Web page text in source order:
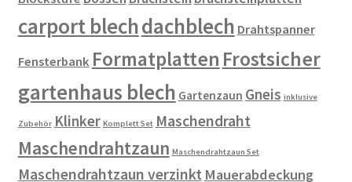
carport blechdachblech Drahtspanner
Fensterbank Formatplatten Frostsicher
gartenhaus blech Gartenzaun Gneis inklusive
Zubehör Klinker Komplett Set Maschendraht
Maschendrahtzaun Maschendrahtzaun Set
Maschendrahtzaun verzinkt Mauerabdeckung